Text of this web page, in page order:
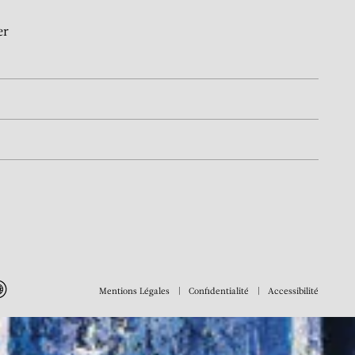
Mentions Légales Confidentialité Accessibilité